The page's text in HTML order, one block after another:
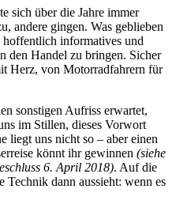
sich über die Jahre immer
andere gingen. Was geblieben
informatives und
den Handel zu bringen. Sicher
Herz, von Motorradfahrern für
sonstigen Aufriss erwartet,
im Stillen, dieses Vorwort
liegt uns nicht so – aber einen
könnt ihr gewinnen (siehe
6. April 2018). Auf die
dann aussieht: wenn es